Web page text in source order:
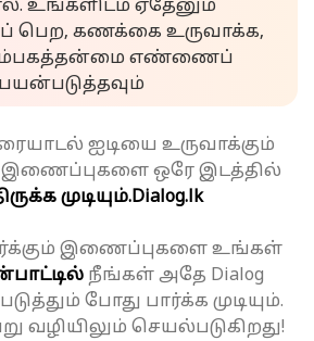
உங்களிடம் ஏதேனும்
பெற, கணக்கை உருவாக்க,
எண்ணைப்
பயன்படுத்தவும்
ஐடியை உருவாக்கும்
ஒரே இடத்தில்
முடியும்.Dialog.lk
இணைப்புகளை உங்கள்
நீங்கள் அதே Dialog
போது பார்க்க முடியும்.
வழியிலும் செயல்படுகிறது!